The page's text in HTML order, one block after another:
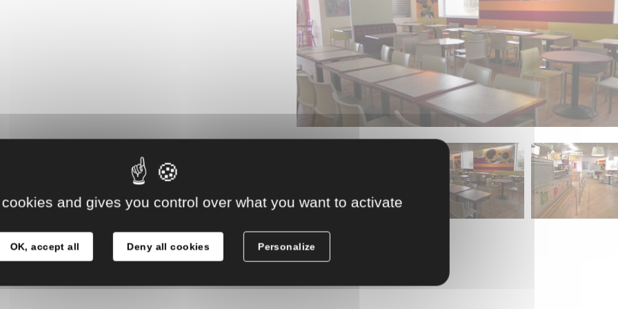
accueille du lundi au samedi.
and gives you control over what you want to activate
OK, accept all Deny all cookies Personalize